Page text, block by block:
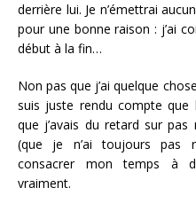
derrière lui. Je n’émettrai
pour une bonne raison : j’ai
début à la fin…
Non pas que j’ai quelque
suis juste rendu compte que
que j’avais du retard sur
(que je n’ai toujours pas
consacrer mon temps à
vraiment.